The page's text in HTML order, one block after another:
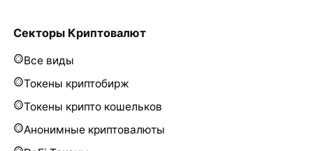
Секторы Криптовалют
Все виды
Токены криптобирж
Токены крипто кошельков
Анонимные криптовалюты